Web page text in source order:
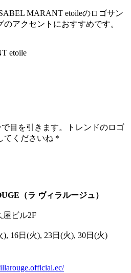
MARANT etoileのロゴサン
アクセントにおすすめです。
etoile
目を引きます。トレンドのロゴ
くださいね＊
（ラ ヴィラルージュ）
屋ビル2F
16日(火), 23日(火), 30日(火)